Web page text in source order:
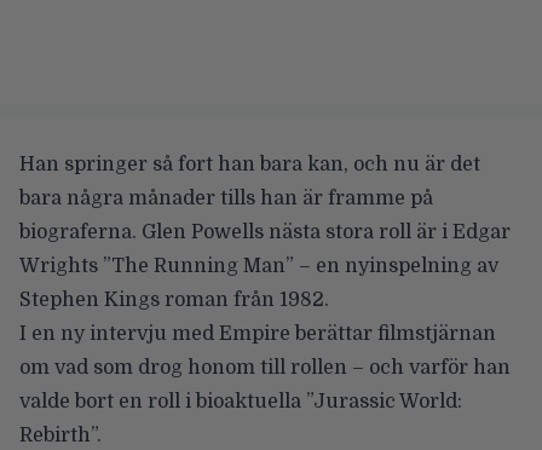
Han springer så fort han bara kan, och nu är det
bara några månader tills han är framme på
biograferna. Glen Powells nästa stora roll är i Edgar
Wrights ”The Running Man” – en nyinspelning av
Stephen Kings roman från 1982.
I en ny intervju med Empire berättar filmstjärnan
om vad som drog honom till rollen – och varför han
valde bort en roll i bioaktuella ”Jurassic World:
Rebirth”.